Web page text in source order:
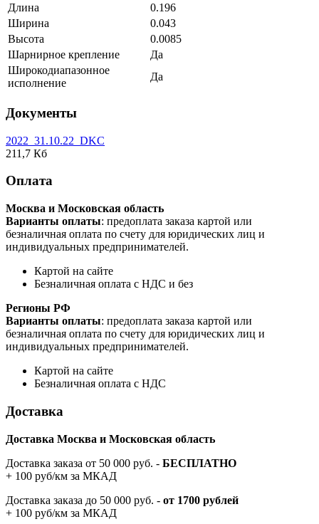
Длина
0.196
Ширина
0.043
Высота
0.0085
Шарнирное крепление
Да
Широкодиапазонное
исполнение
Да
Документы
2022_31.10.22_DKC
211,7 Кб
Оплата
Москва и Московская область
Варианты оплаты: предоплата заказа картой или
безналичная оплата по счету для юридических лиц и
индивидуальных предпринимателей.
Картой на сайте
Безналичная оплата с НДС и без
Регионы РФ
Варианты оплаты: предоплата заказа картой или
безналичная оплата по счету для юридических лиц и
индивидуальных предпринимателей.
Картой на сайте
Безналичная оплата с НДС
Доставка
Доставка Москва и Московская область
Доставка заказа от 50 000 руб. - БЕСПЛАТНО
+ 100 руб/км за МКАД
Доставка заказа до 50 000 руб. - от 1700 рублей
+ 100 руб/км за МКАД